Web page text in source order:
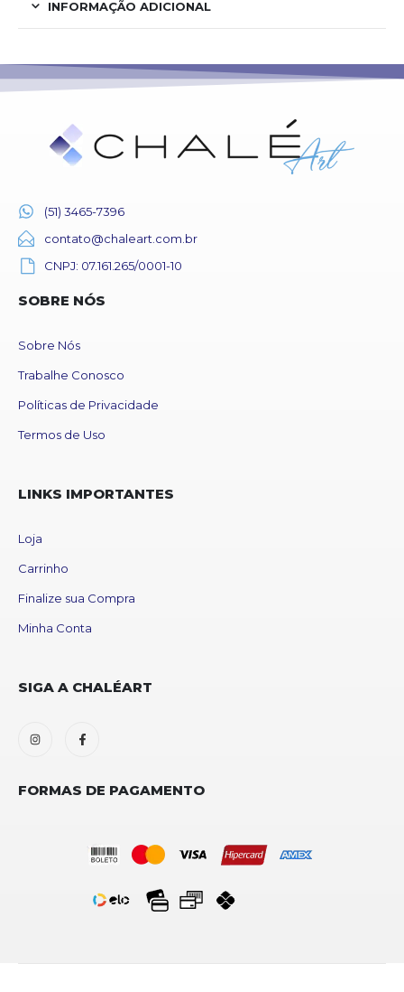
INFORMAÇÃO ADICIONAL
(51) 3465-7396
contato@chaleart.com.br
CNPJ: 07.161.265/0001-10
SOBRE NÓS
Sobre Nós
Trabalhe Conosco
Políticas de Privacidade
Termos de Uso
LINKS IMPORTANTES
Loja
Carrinho
Finalize sua Compra
Minha Conta
SIGA A CHALÉART
FORMAS DE PAGAMENTO